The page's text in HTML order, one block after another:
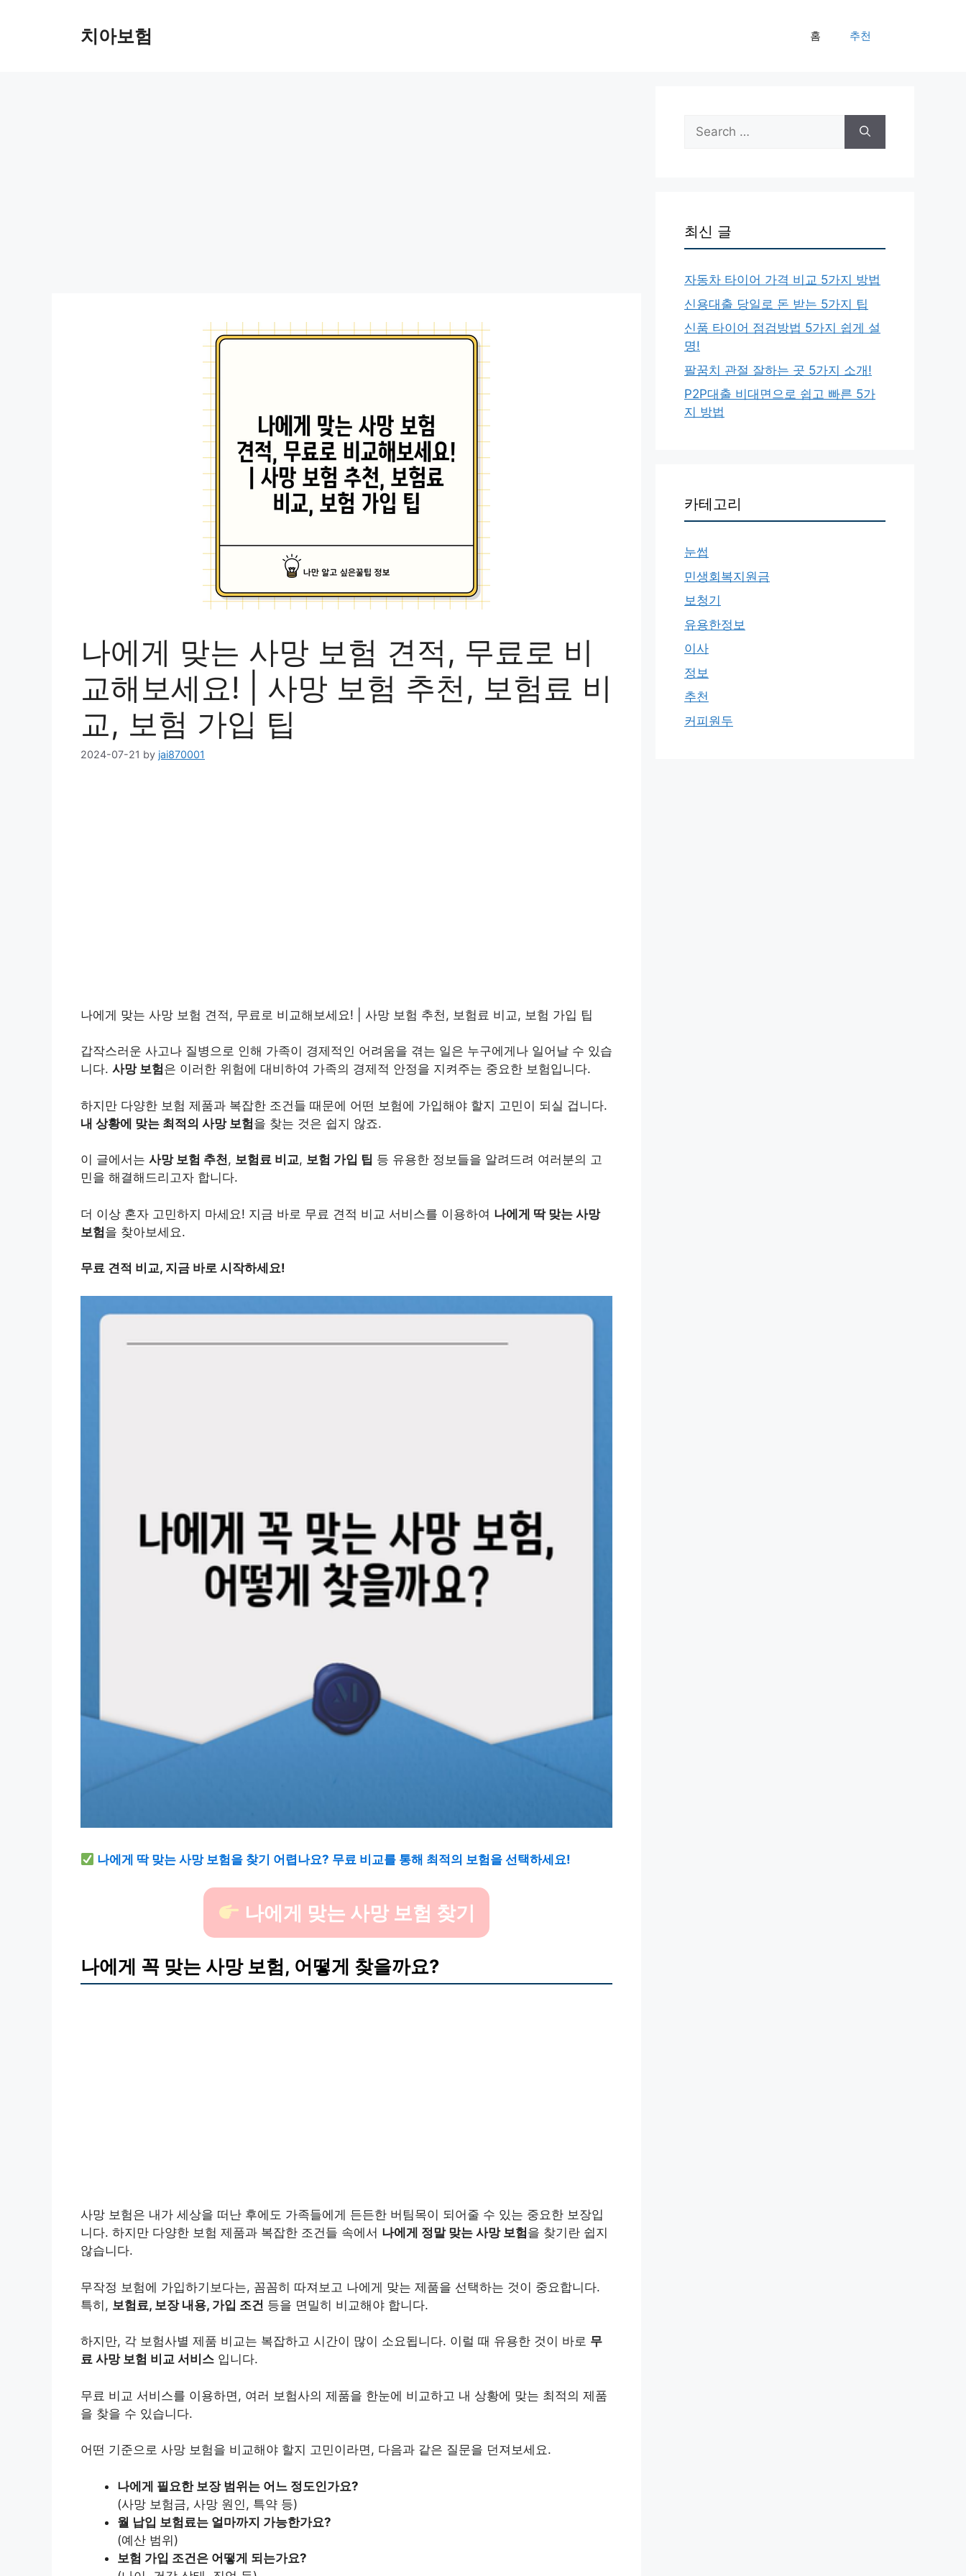
치아보험 홈 추천
나에게 맞는 사망 보험 견적, 무료로 비
교해보세요! | 사망 보험 추천, 보험료 비
교, 보험 가입 팁
2024-07-21 by jai870001
나에게 맞는 사망 보험 견적, 무료로 비교해보세요! | 사망 보험 추천, 보험료 비교, 보험 가입 팁
갑작스러운 사고나 질병으로 인해 가족이 경제적인 어려움을 겪는 일은 누구에게나 일어날 수 있습
니다. 사망 보험은 이러한 위험에 대비하여 가족의 경제적 안정을 지켜주는 중요한 보험입니다.
하지만 다양한 보험 제품과 복잡한 조건들 때문에 어떤 보험에 가입해야 할지 고민이 되실 겁니다.
내 상황에 맞는 최적의 사망 보험을 찾는 것은 쉽지 않죠.
이 글에서는 사망 보험 추천, 보험료 비교, 보험 가입 팁 등 유용한 정보들을 알려드려 여러분의 고
민을 해결해드리고자 합니다.
더 이상 혼자 고민하지 마세요! 지금 바로 무료 견적 비교 서비스를 이용하여 나에게 딱 맞는 사망
보험을 찾아보세요.
무료 견적 비교, 지금 바로 시작하세요!
나에게 딱 맞는 사망 보험을 찾기 어렵나요? 무료 비교를 통해 최적의 보험을 선택하세요!
나에게 맞는 사망 보험 찾기
나에게 꼭 맞는 사망 보험, 어떻게 찾을까요?
사망 보험은 내가 세상을 떠난 후에도 가족들에게 든든한 버팀목이 되어줄 수 있는 중요한 보장입
니다. 하지만 다양한 보험 제품과 복잡한 조건들 속에서 나에게 정말 맞는 사망 보험을 찾기란 쉽지
않습니다.
무작정 보험에 가입하기보다는, 꼼꼼히 따져보고 나에게 맞는 제품을 선택하는 것이 중요합니다.
특히, 보험료, 보장 내용, 가입 조건 등을 면밀히 비교해야 합니다.
하지만, 각 보험사별 제품 비교는 복잡하고 시간이 많이 소요됩니다. 이럴 때 유용한 것이 바로 무
료 사망 보험 비교 서비스 입니다.
무료 비교 서비스를 이용하면, 여러 보험사의 제품을 한눈에 비교하고 내 상황에 맞는 최적의 제품
을 찾을 수 있습니다.
어떤 기준으로 사망 보험을 비교해야 할지 고민이라면, 다음과 같은 질문을 던져보세요.
나에게 필요한 보장 범위는 어느 정도인가요?
(사망 보험금, 사망 원인, 특약 등)
월 납입 보험료는 얼마까지 가능한가요?
(예산 범위)
보험 가입 조건은 어떻게 되는가요?
Search
for:
최신 글
자동차 타이어 가격 비교 5가지 방법
신용대출 당일로 돈 받는 5가지 팁
신품 타이어 점검방법 5가지 쉽게 설
명!
팔꿈치 관절 잘하는 곳 5가지 소개!
P2P대출 비대면으로 쉽고 빠른 5가
지 방법
카테고리
눈썹
민생회복지원금
보청기
유용한정보
이사
정보
추천
커피원두